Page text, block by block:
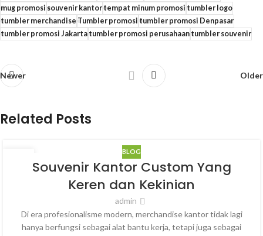
mug promosi souvenir kantortempat minum promosi tumbler logo
tumbler merchandise Tumbler promosi tumbler promosi Denpasar
tumbler promosi Jakartatumbler promosi perusahaantumbler souvenir
Newer Older
Related Posts
BLOG
Souvenir Kantor Custom Yang
Keren dan Kekinian
admin
Di era profesionalisme modern, merchandise kantor tidak lagi
hanya berfungsi sebagai alat bantu kerja, tetapi juga sebagai